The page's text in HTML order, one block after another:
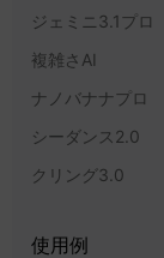
ジェミニ3.1プロ
複雑さAI
ナノバナナプロ
シーダンス2.0
クリング3.0
使用例